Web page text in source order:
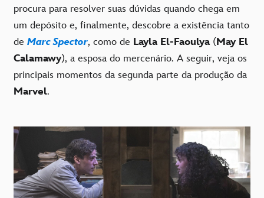
procura para resolver suas dúvidas quando chega em
um depósito e, finalmente, descobre a existência tanto
de Marc Spector, como de Layla El-Faoulya (May El
Calamawy), a esposa do mercenário. A seguir, veja os
principais momentos da segunda parte da produção da
Marvel.